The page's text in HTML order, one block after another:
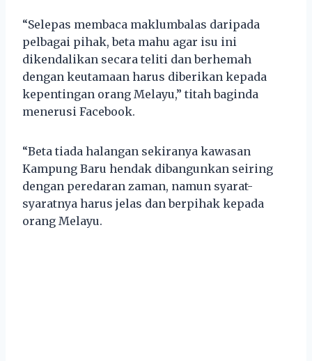
“Selepas membaca maklumbalas daripada
pelbagai pihak, beta mahu agar isu ini
dikendalikan secara teliti dan berhemah
dengan keutamaan harus diberikan kepada
kepentingan orang Melayu,” titah baginda
menerusi Facebook.
“Beta tiada halangan sekiranya kawasan
Kampung Baru hendak dibangunkan seiring
dengan peredaran zaman, namun syarat-
syaratnya harus jelas dan berpihak kepada
orang Melayu.